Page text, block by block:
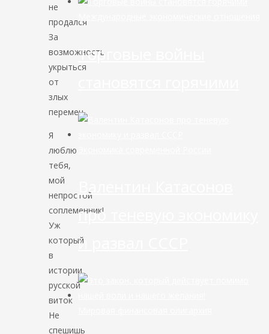
не
продался
За
возможность
укрыться
от
злых
перемен.
Я
люблю
тебя,
мой
непростой
соплеменник!
Уж
который
в
истории
русской
виток
Не
спешишь
Торговые войны
Валентин Катасонов
про теневую экономику
и развал СССР